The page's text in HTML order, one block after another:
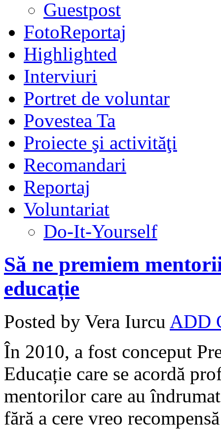
Guestpost
FotoReportaj
Highlighted
Interviuri
Portret de voluntar
Povestea Ta
Proiecte şi activităţi
Recomandari
Reportaj
Voluntariat
Do-It-Yourself
Să ne premiem
educație
Posted by Vera Iurcu ADD
În 2010, a fost conceput
Educație care se acordă
mentorilor care au
fără a cere vreo